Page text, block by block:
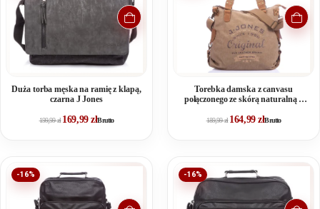
Duża torba męska na ramię z klapą,
czarna J Jones
199,99zł 169,99złBrutto
Torebka damska z canvasu
połączonego ze skórą naturalną J
189,99zł 164,99złBrutto
-16% -16%